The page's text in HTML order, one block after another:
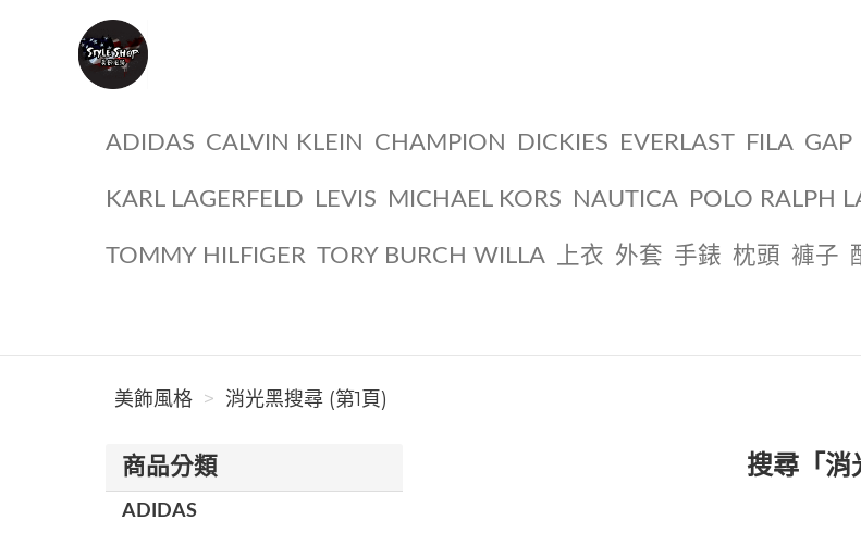
ADIDAS CALVIN KLEIN CHAMPION DICKIES EVERLAST FILA GAP
KARL LAGERFELD LEVIS MICHAEL KORS NAUTICA POLO RALPH
TOMMY HILFIGER TORY BURCH WILLA 上衣 外套 手錶 枕頭 褲子
美飾風格 消光黑搜尋 (第1頁)
商品分類
ADIDAS
搜尋「消